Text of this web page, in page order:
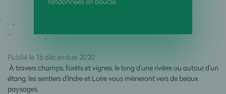
Publié le 16 décembre 2020
À travers champs, forêts et vignes, le long d’une rivière ou autour d’un
étang, les sentiers d’Indre et Loire vous mèneront vers de beaux
paysages.